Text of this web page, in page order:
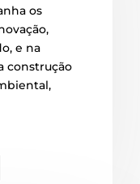
os
e na
construção